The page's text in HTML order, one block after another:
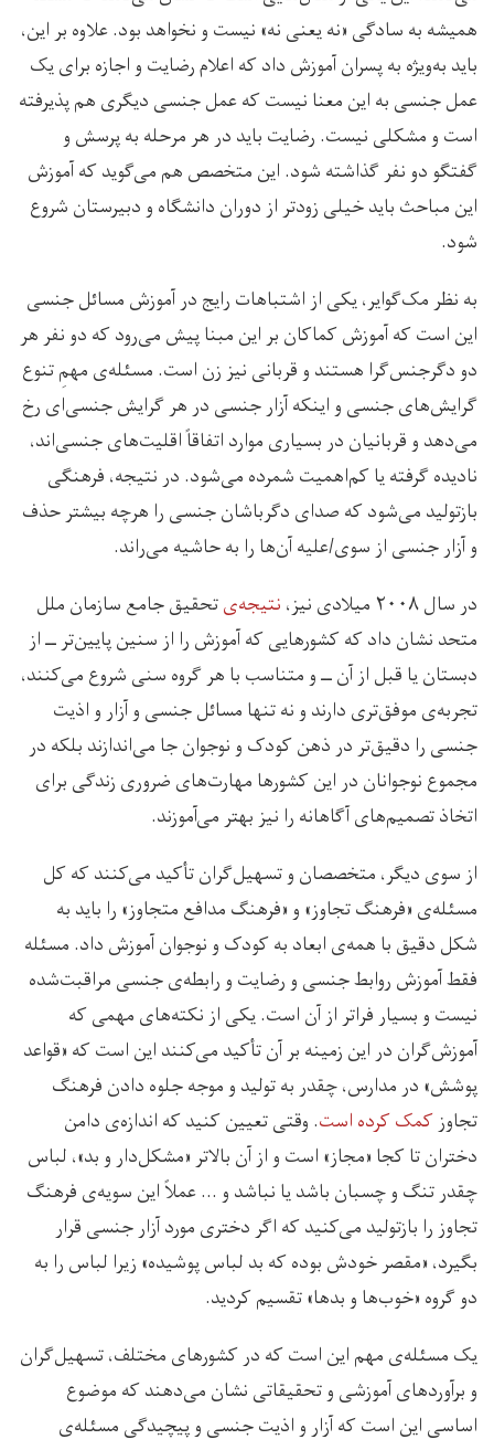
همیشه به سادگی «نه یعنی نه» نیست و نخواهد بود. علاوه بر این،
باید به‌ویژه به پسران آموزش داد که اعلام رضایت و اجازه برای یک
عمل جنسی به این معنا نیست که عمل جنسی دیگری هم پذیرفته
است و مشکلی نیست. رضایت باید در هر مرحله به پرسش و
گفتگو دو نفر گذاشته شود. این متخصص هم می‌گوید که آموزش
این مباحث باید خیلی زودتر از دوران دانشگاه و دبیرستان شروع
شود.
به نظر مک‌گوایر، یکی از اشتباهات رایج در آموزش مسائل جنسی
این است که آموزش کماکان بر این مبنا پیش می‌رود که دو نفر هر
دو دگرجنس‌گرا هستند و قربانی نیز زن است. مسئله‌ی مهمِ تنوع
گرایش‌های جنسی و اینکه آزار جنسی در هر گرایش جنسی‌ای رخ
می‌دهد و قربانیان در بسیاری موارد اتفاقاً اقلیت‌های جنسی‌اند،
نادیده گرفته یا کم‌اهمیت شمرده می‌شود. در نتیجه، فرهنگی
بازتولید می‌شود که صدای دگرباشان جنسی را هرچه بیشتر حذف
و آزار جنسی از سوی/علیه آن‌ها را به حاشیه می‌راند.
در سال ۲۰۰۸ میلادی نیز،
نتیجه‌یتحقیق جامع سازمان ملل
متحد نشان داد که کشورهایی که آموزش را از سنین پایین‌تر ــ از
دبستان یا قبل از آن ــ و متناسب با هر گروه سنی شروع می‌کنند،
تجربه‌ی موفق‌تری دارند و نه تنها مسائل جنسی و آزار و اذیت
جنسی را دقیق‌تر در ذهن کودک و نوجوان جا می‌اندازند بلکه در
مجموع نوجوانان در این کشورها مهارت‌های ضروری زندگی برای
اتخاذ تصمیم‌های آگاهانه را نیز بهتر می‌آموزند.
از سوی دیگر، متخصصان و تسهیل‌گران تأکید می‌کنند که کل
مسئله‌ی «فرهنگ تجاوز» و «فرهنگ مدافع متجاوز» را باید به
شکل دقیق با همه‌ی ابعاد به کودک و نوجوان آموزش داد. مسئله
فقط آموزش روابط جنسی و رضایت و رابطه‌ی جنسی مراقبت‌شده
نیست و بسیار فراتر از آن است. یکی از نکته‌های مهمی که
آموزش‌گران در این زمینه بر آن تأکید می‌کنند این است که «قواعد
پوشش» در مدارس، چقدر به تولید و موجه جلوه دادن فرهنگ
تجاوزکمک کرده است. وقتی تعیین کنید که اندازه‌ی دامن
دختران تا کجا «مجاز» است و از آن بالاتر «مشکل‌دار و بد»، لباس
چقدر تنگ و چسبان باشد یا نباشد و … عملاً این سویه‌ی فرهنگ
تجاوز را بازتولید می‌کنید که اگر دختری مورد آزار جنسی قرار
بگیرد، «مقصر خودش بوده که بد لباس پوشیده» زیرا لباس را به
دو گروه «خوب‌ها و بدها» تقسیم کردید.
یک مسئله‌ی مهم این است که در کشورهای مختلف، تسهیل‌گران
و برآوردهای آموزشی و تحقیقاتی نشان می‌دهند که موضوع
اساسی این است که آزار و اذیت جنسی و پیچیدگی مسئله‌ی